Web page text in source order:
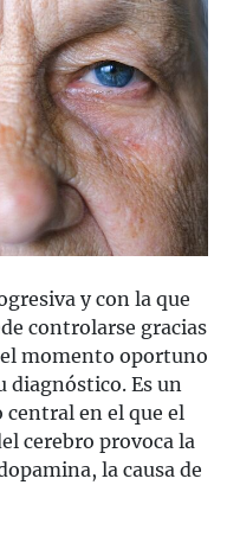
y con la que
controlarse gracias
momento oportuno
diagnóstico. Es un
en el que el
cerebro provoca la
la causa de